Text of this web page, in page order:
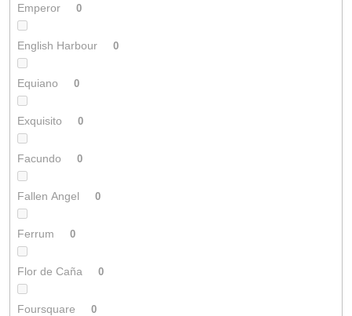
Emperor 0
English Harbour 0
Equiano 0
Exquisito 0
Facundo 0
Fallen Angel 0
Ferrum 0
Flor de Caña 0
Foursquare 0